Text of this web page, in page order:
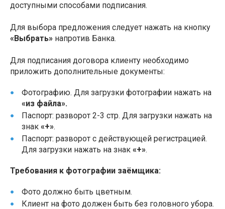
доступными способами подписания.
Для выбора предложения следует нажать на кнопку
«Выбрать» напротив Банка.
Для подписания договора клиенту необходимо
приложить дополнительные документы:
Фотографию. Для загрузки фотографии нажать на
«из файла».
Паспорт: разворот 2-3 стр. Для загрузки нажать на
знак «+».
Паспорт: разворот с действующей регистрацией.
Для загрузки нажать на знак «+».
Требования к фотографии заёмщика:
Фото должно быть цветным.
Клиент на фото должен быть без головного убора.